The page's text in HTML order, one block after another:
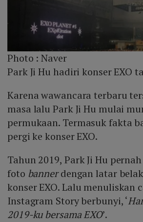
Photo :Naver
Park Ji Hu hadiri konser EXO
Karena wawancara terbaru
masa lalu Park Ji Hu mulai
permukaan. Termasuk fakta
pergi ke konser EXO.
Tahun 2019, Park Ji Hu
foto bannerdengan latar
konser EXO. Lalu menuliskan
Instagram Story berbunyi, ‘
2019-ku bersama EXO’.